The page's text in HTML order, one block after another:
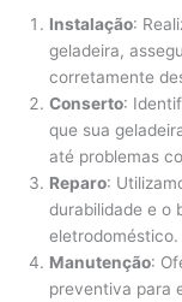
Instalação:
geladeira,
corretamente
Conserto:
que sua
até problemas
Reparo:
durabilidade e o
eletrodoméstico.
Manutenção:
preventiva para